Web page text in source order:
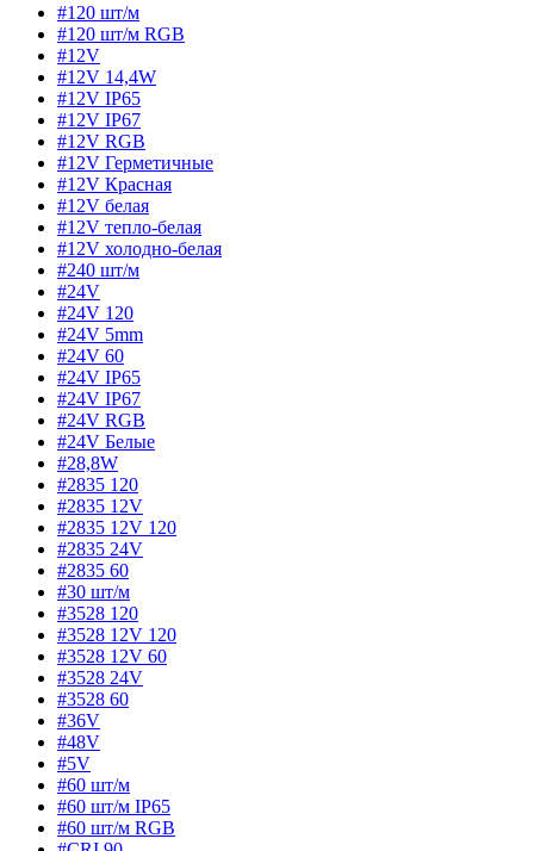
#120 шт/м
#120 шт/м RGB
#12V
#12V 14,4W
#12V IP65
#12V IP67
#12V RGB
#12V Герметичные
#12V Красная
#12V белая
#12V тепло-белая
#12V холодно-белая
#240 шт/м
#24V
#24V 120
#24V 5mm
#24V 60
#24V IP65
#24V IP67
#24V RGB
#24V Белые
#28,8W
#2835 120
#2835 12V
#2835 12V 120
#2835 24V
#2835 60
#30 шт/м
#3528 120
#3528 12V 120
#3528 12V 60
#3528 24V
#3528 60
#36V
#48V
#5V
#60 шт/м
#60 шт/м IP65
#60 шт/м RGB